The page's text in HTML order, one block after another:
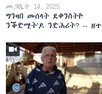
መጋቢት 14, 2025
ግንዛበ መሰላት ደቀንስትዮ
ንቕድሚት'ዶ ንድሕሪት? -- ዘተ